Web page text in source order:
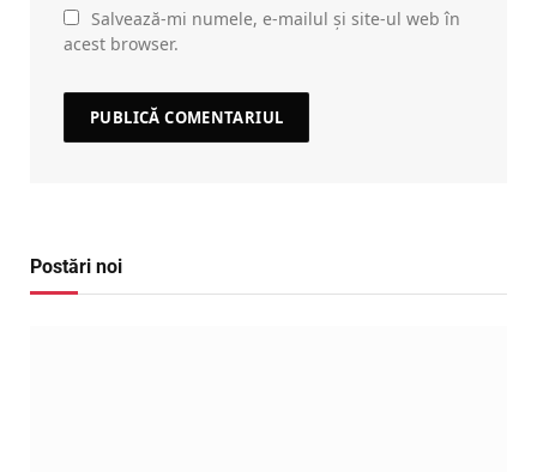
Salvează-mi numele, e-mailul și site-ul web în
acest browser.
Postări noi